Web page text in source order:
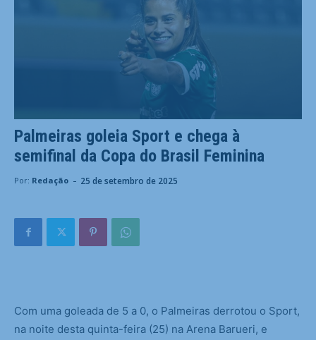
Palmeiras goleia Sport e chega à
semifinal da Copa do Brasil Feminina
Por: Redação - 25 de setembro de 2025
Com uma goleada de 5 a 0, o Palmeiras derrotou o Sport,
na noite desta quinta-feira (25) na Arena Barueri, e